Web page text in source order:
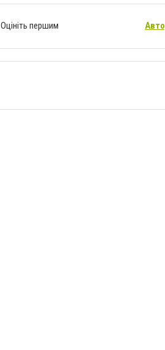
Оцініть першим